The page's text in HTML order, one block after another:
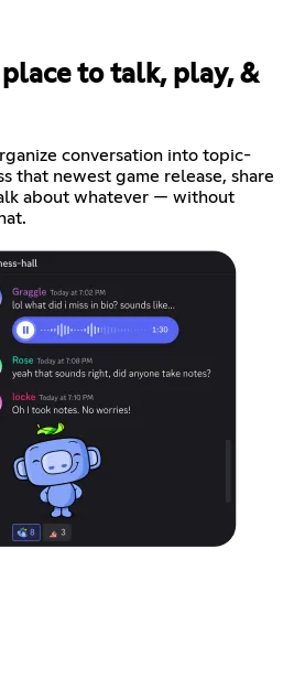
place to talk, play, &
conversation into topic-
that newest game release, share
about whatever — without